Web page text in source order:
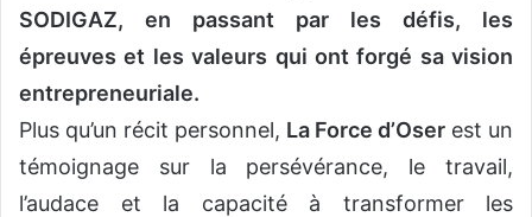
SODIGAZ, en passant par les défis, les
épreuves et les valeurs qui ont forgé sa vision
entrepreneuriale.
Plus qu’un récit personnel, La Force d’Oser est un
témoignage sur la persévérance, le travail,
l’audace et la capacité à transformer les